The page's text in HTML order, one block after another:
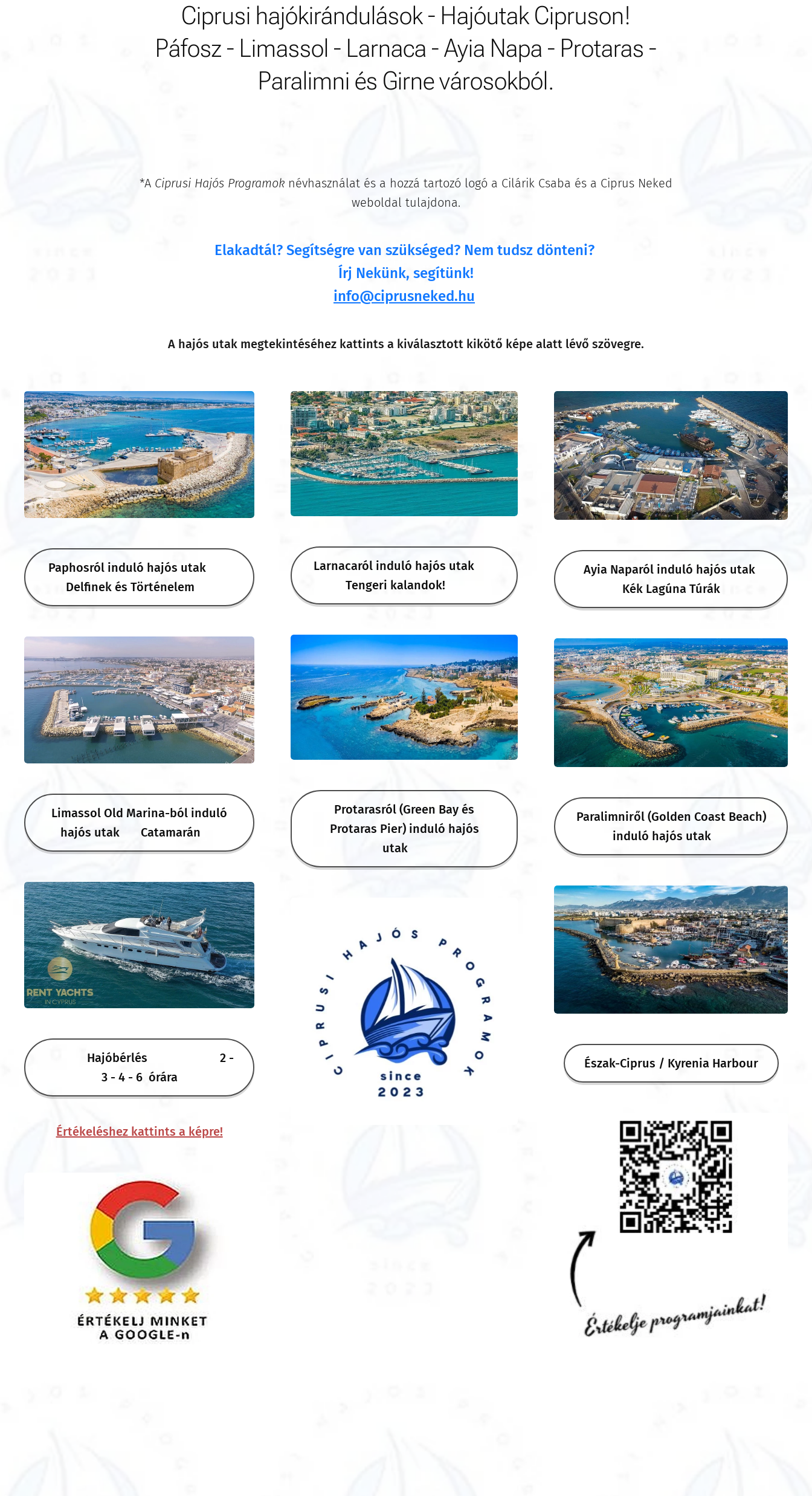
Ciprusi hajókirándulások - Hajóutak Cipruson!
Páfosz - Limassol - Larnaca - Ayia Napa - Protaras -
Paralimni és Girne városokból.
*A Ciprusi Hajós Programok névhasználat és a hozzá tartozó logó a Cilárik Csaba és a Ciprus Neked
weboldal tulajdona.
Elakadtál? Segítségre van szükséged? Nem tudsz dönteni?
Írj Nekünk, segítünk!
info@ciprusneked.hu
A hajós utak megtekintéséhez kattints a kiválasztott kikötő képe alatt lévő szövegre.
Paphosról induló hajós utak 🐬
Delfinek és Történelem ☀️
Limassol Old Marina-ból induló
hajós utak ⚓️ Catamarán ⛵️
Hajóbérlés 2 -
3 - 4 - 6 órára
Értékeléshez kattints a képre!
Larnacaról induló hajós utak 🌊
Tengeri kalandok! ⛵️
Protarasról (Green Bay és
Protaras Pier) induló hajós
utak 🐢
Ayia Naparól induló hajós utak
💎 Kék Lagúna Túrák 💦
Paralimniről (Golden Coast Beach)
induló hajós utak 🏝️
Észak-Ciprus / Kyrenia Harbour